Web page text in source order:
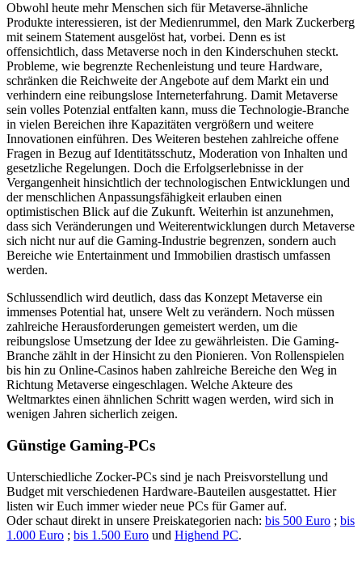
Obwohl heute mehr Menschen sich für Metaverse-ähnliche
Produkte interessieren, ist der Medienrummel, den Mark Zuckerberg
mit seinem Statement ausgelöst hat, vorbei. Denn es ist
offensichtlich, dass Metaverse noch in den Kinderschuhen steckt.
Probleme, wie begrenzte Rechenleistung und teure Hardware,
schränken die Reichweite der Angebote auf dem Markt ein und
verhindern eine reibungslose Interneterfahrung. Damit Metaverse
sein volles Potenzial entfalten kann, muss die Technologie-Branche
in vielen Bereichen ihre Kapazitäten vergrößern und weitere
Innovationen einführen. Des Weiteren bestehen zahlreiche offene
Fragen in Bezug auf Identitätsschutz, Moderation von Inhalten und
gesetzliche Regelungen. Doch die Erfolgserlebnisse in der
Vergangenheit hinsichtlich der technologischen Entwicklungen und
der menschlichen Anpassungsfähigkeit erlauben einen
optimistischen Blick auf die Zukunft. Weiterhin ist anzunehmen,
dass sich Veränderungen und Weiterentwicklungen durch Metaverse
sich nicht nur auf die Gaming-Industrie begrenzen, sondern auch
Bereiche wie Entertainment und Immobilien drastisch umfassen
werden.
Schlussendlich wird deutlich, dass das Konzept Metaverse ein
immenses Potential hat, unsere Welt zu verändern. Noch müssen
zahlreiche Herausforderungen gemeistert werden, um die
reibungslose Umsetzung der Idee zu gewährleisten. Die Gaming-
Branche zählt in der Hinsicht zu den Pionieren. Von Rollenspielen
bis hin zu Online-Casinos haben zahlreiche Bereiche den Weg in
Richtung Metaverse eingeschlagen. Welche Akteure des
Weltmarktes einen ähnlichen Schritt wagen werden, wird sich in
wenigen Jahren sicherlich zeigen.
Günstige Gaming-PCs
Unterschiedliche Zocker-PCs sind je nach Preisvorstellung und
Budget mit verschiedenen Hardware-Bauteilen ausgestattet. Hier
listen wir Euch immer wieder neue PCs für Gamer auf.
Oder schaut direkt in unsere Preiskategorien nach: bis 500 Euro ; bis
1.000 Euro ; bis 1.500 Euro und Highend PC.